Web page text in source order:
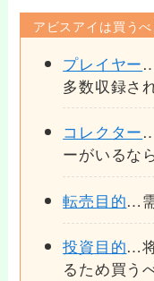
アビスアイは買う
プレイヤー
多数収録さ
コレクター
ーがいるな
転売目的…
投資目的…
るため買う